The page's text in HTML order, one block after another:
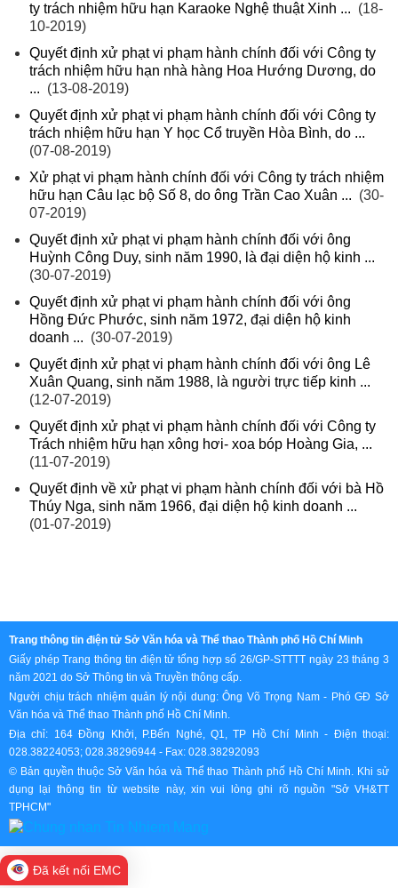
ty trách nhiệm hữu hạn Karaoke Nghệ thuật Xinh ... (18-
10-2019)
Quyết định xử phạt vi phạm hành chính đối với Công ty
trách nhiệm hữu hạn nhà hàng Hoa Hướng Dương, do
... (13-08-2019)
Quyết định xử phạt vi phạm hành chính đối với Công ty
trách nhiệm hữu hạn Y học Cổ truyền Hòa Bình, do ...
(07-08-2019)
Xử phạt vi phạm hành chính đối với Công ty trách nhiệm
hữu hạn Câu lạc bộ Số 8, do ông Trần Cao Xuân ... (30-
07-2019)
Quyết định xử phạt vi phạm hành chính đối với ông
Huỳnh Công Duy, sinh năm 1990, là đại diện hộ kinh ...
(30-07-2019)
Quyết định xử phạt vi phạm hành chính đối với ông
Hồng Đức Phước, sinh năm 1972, đại diện hộ kinh
doanh ... (30-07-2019)
Quyết định xử phạt vi phạm hành chính đối với ông Lê
Xuân Quang, sinh năm 1988, là người trực tiếp kinh ...
(12-07-2019)
Quyết định xử phạt vi phạm hành chính đối với Công ty
Trách nhiệm hữu hạn xông hơi- xoa bóp Hoàng Gia, ...
(11-07-2019)
Quyết định về xử phạt vi phạm hành chính đối với bà Hồ
Thúy Nga, sinh năm 1966, đại diện hộ kinh doanh ...
(01-07-2019)
Trang thông tin điện tử Sở Văn hóa và Thể thao Thành phố Hồ Chí Minh
Giấy phép Trang thông tin điện tử tổng hợp số 26/GP-STTTT ngày 23 tháng 3
năm 2021 do Sở Thông tin và Truyền thông cấp.
Người chịu trách nhiệm quản lý nội dung: Ông Võ Trọng Nam - Phó GĐ Sở
Văn hóa và Thể thao Thành phố Hồ Chí Minh.
Địa chỉ: 164 Đồng Khởi, P.Bến Nghé, Q1, TP Hồ Chí Minh - Điện thoại:
028.38224053; 028.38296944 - Fax: 028.38292093
© Bản quyền thuộc Sở Văn hóa và Thể thao Thành phố Hồ Chí Minh. Khi sử
dụng lại thông tin từ website này, xin vui lòng ghi rõ nguồn "Sở VH&TT
TPHCM"
Đã kết nối EMC